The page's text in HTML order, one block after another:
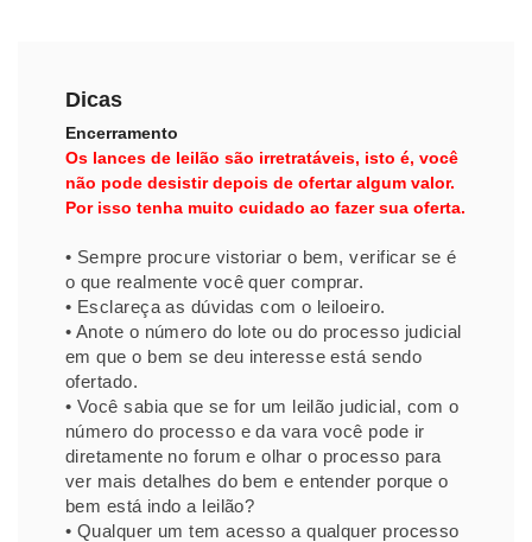
Dicas
Encerramento
Os lances de leilão são irretratáveis, isto é, você
não pode desistir depois de ofertar algum valor.
Por isso tenha muito cuidado ao fazer sua oferta.
• Sempre procure vistoriar o bem, verificar se é
o que realmente você quer comprar.
• Esclareça as dúvidas com o leiloeiro.
• Anote o número do lote ou do processo judicial
em que o bem se deu interesse está sendo
ofertado.
• Você sabia que se for um leilão judicial, com o
número do processo e da vara você pode ir
diretamente no forum e olhar o processo para
ver mais detalhes do bem e entender porque o
bem está indo a leilão?
• Qualquer um tem acesso a qualquer processo